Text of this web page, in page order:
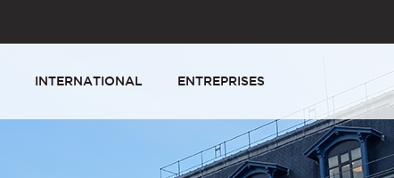
INTERNATIONAL ENTREPRISES